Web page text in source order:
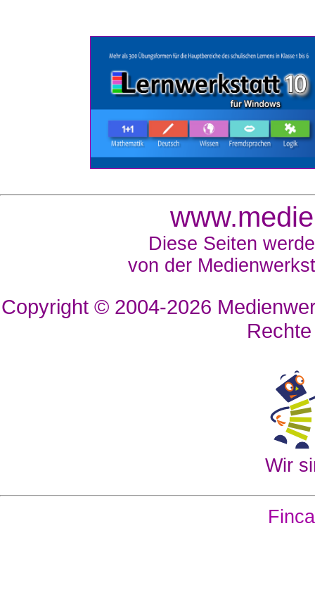
Diese Seiten
von der
Copyright © 2004-2026
Wir